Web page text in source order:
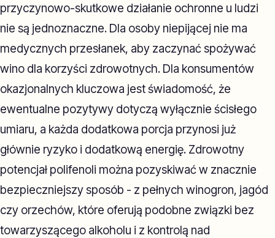
przyczynowo-skutkowe działanie ochronne u ludzi
nie są jednoznaczne. Dla osoby niepijącej nie ma
medycznych przesłanek, aby zaczynać spożywać
wino dla korzyści zdrowotnych. Dla konsumentów
okazjonalnych kluczowa jest świadomość, że
ewentualne pozytywy dotyczą wyłącznie ścisłego
umiaru, a każda dodatkowa porcja przynosi już
głównie ryzyko i dodatkową energię. Zdrowotny
potencjał polifenoli można pozyskiwać w znacznie
bezpieczniejszy sposób - z pełnych winogron, jagód
czy orzechów, które oferują podobne związki bez
towarzyszącego alkoholu i z kontrolą nad